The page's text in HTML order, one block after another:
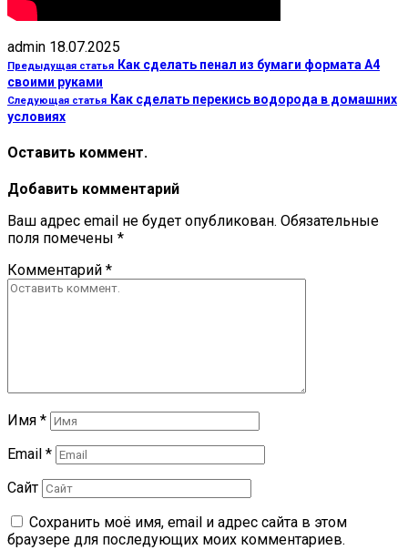
admin 18.07.2025
Предыдущая статья Как сделать пенал из бумаги формата А4
своими руками
Следующая статья Как сделать перекись водорода в домашних
условиях
Оставить коммент.
Добавить комментарий
Ваш адрес email не будет опубликован. Обязательные
поля помечены *
Комментарий *
Имя *
Email *
Сайт
Сохранить моё имя, email и адрес сайта в этом
браузере для последующих моих комментариев.